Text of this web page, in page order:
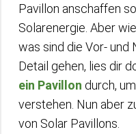
Pavillon anschaffen
Solarenergie. Aber
was sind die Vor- und
Detail gehen, lies dir
ein Pavillon durch,
verstehen. Nun aber
von Solar Pavillons.